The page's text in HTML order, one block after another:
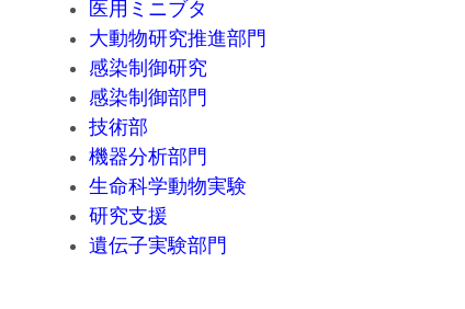
医用ミニブタ
大動物研究推進部門
感染制御研究
感染制御部門
技術部
機器分析部門
生命科学動物実験
研究支援
遺伝子実験部門